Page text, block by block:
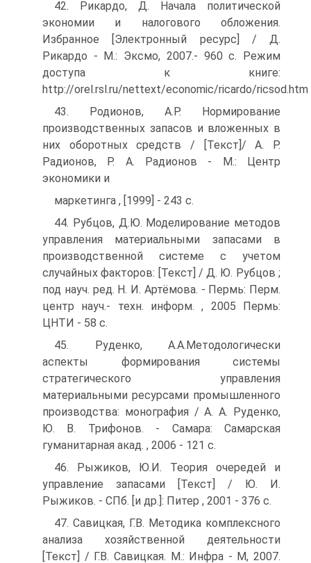
42. Рикардо, Д. Начала политической
экономии и налогового обложения.
Избранное [Электронный ресурс] / Д.
Рикардо - М.: Эксмо, 2007.- 960 с. Режим
доступа к книге:
http://orel.rsl.ru/nettext/economic/ricardo/ricsod.htm
43. Родионов, А.Р. Нормирование
производственных запасов и вложенных в
них оборотных средств / [Текст]/ А. Р.
Радионов, Р. А. Радионов - М.: Центр
экономики и
маркетинга , [1999] - 243 с.
44. Рубцов, Д.Ю. Моделирование методов
управления материальными запасами в
производственной системе с учетом
случайных факторов: [Текст] / Д. Ю. Рубцов ;
под науч. ред. Н. И. Артёмова. - Пермь: Перм.
центр науч.- техн. информ. , 2005 Пермь:
ЦНТИ - 58 с.
45. Руденко, А.А.Методологически
аспекты формирования системы
стратегического управления
материальными ресурсами промышленного
производства: монография / А. А. Руденко,
Ю. В. Трифонов. - Самара: Самарская
гуманитарная акад. , 2006 - 121 с.
46. Рыжиков, Ю.И. Теория очередей и
управление запасами [Текст] / Ю. И.
Рыжиков. - СПб. [и др.]: Питер , 2001 - 376 с.
47. Савицкая, Г.В. Методика комплексного
анализа хозяйственной деятельности
[Текст] / Г.В. Савицкая. М.: Инфра - М, 2007.